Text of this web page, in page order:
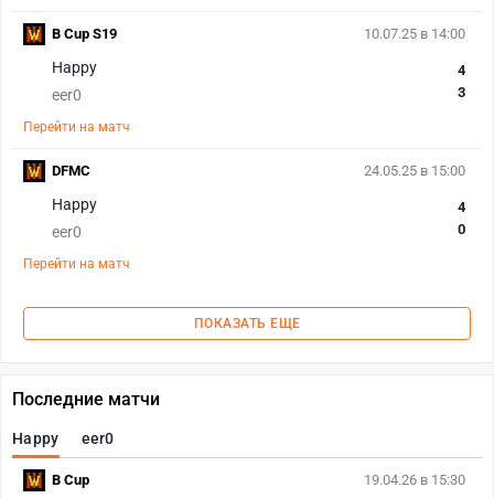
10.07.25 в 14:00
Happy
eer0
4
3
Перейти на матч
B Cup S19
24.05.25 в 15:00
Happy
eer0
4
0
Перейти на матч
DFMC
ПОКАЗАТЬ ЕЩЕ
Последние матчи
Happy eer0
19.04.26 в 15:30
B Cup